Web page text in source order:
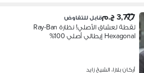
3,777 ج.م قابل للتفاوض
لقطة لعشاق الأصلي! نظارة Ray-Ban
Hexagonal إيطالي أصلي 100%
أركان بلازا، الشيخ زايد